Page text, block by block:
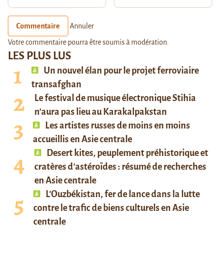
LES PLUS LUS
Un nouvel élan pour le projet ferroviaire
transafghan
Le festival de musique électronique Stihia
n’aura pas lieu au Karakalpakstan
Les artistes russes de moins en moins
accueillis en Asie centrale
Desert kites, peuplement préhistorique et
cratères d’astéroïdes : résumé de recherches
en Asie centrale
L’Ouzbékistan, fer de lance dans la lutte
contre le trafic de biens culturels en Asie
centrale
Commentaire Annuler
Votre commentaire pourra être soumis à modération.